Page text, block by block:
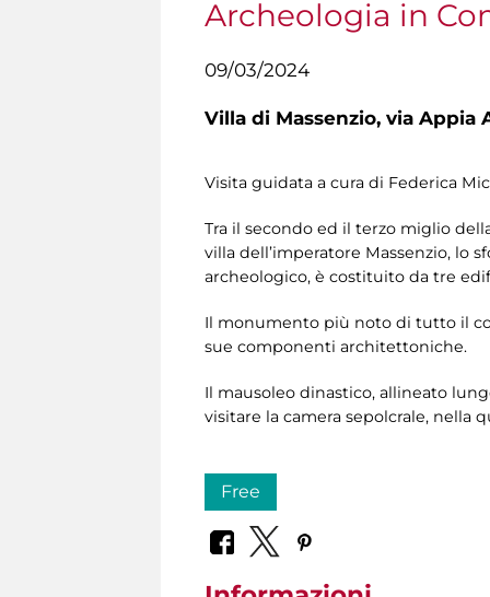
Archeologia in
09/03/2024
Villa di Massenzio, via Appia
Visita guidata a cura di Federica
Tra il secondo ed il terzo miglio
villa dell’imperatore Massenzio, lo
archeologico, è costituito da tre
Il monumento più noto di tutto il
sue componenti architettoniche.
Il mausoleo dinastico, allineato
visitare la camera sepolcrale, nella
Free